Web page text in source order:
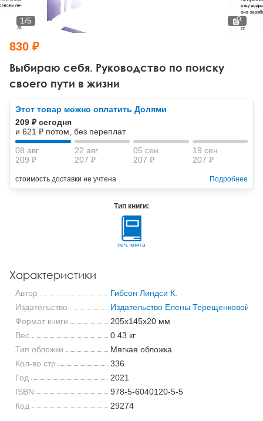
Тревожные расстройства, панические атаки
Психодрама
Другие направления психотерапии
Классический, эриксоновский гипноз и НЛП
НЛП
Психология труда и эргономика
Социальная психология
Социальная и организационная психология
Классический и юнгианский психоанализ
Выбираю себя. Руководство по поиску
своего пути в жизни
1/5
830 ₽
Этот товар можно оплатить Долями
209 ₽ сегодня
и 621 ₽ потом, без переплат
08 авг
209 ₽
22 авг
207 ₽
05 сен
207 ₽
19 сен
207 ₽
стоимость доставки не учтена Подробнее
Тип книги:
печ. книга
Характеристики
Автор
Гибсон Линдси К.
Издательство
Издательство Елены Терещенковой
Формат книги
205x145x20 мм
Вес
0.43 кг
Тип обложки
Мягкая обложка
Кол-во стр
336
Год
2021
ISBN
978-5-6040120-5-5
Код
29274